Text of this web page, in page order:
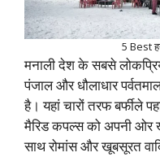
5 Best
मनाली देश के सबसे
पंजाल और धौलाधार
है। यहां चारों तरफ बर्फीले
मैरिड कपल्स को अपनी ओर
साथ रोमांस और खूबसूरत